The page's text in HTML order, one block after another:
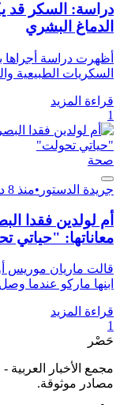
دراسة: السكر قد
الدماغ البشري
أظهرت دراسة
السكريات الطبيعية
قراءة المزيد
1
صحة
جريدة الدستور •منذ 8 دقيقة
أم لولدين فقدا
معاناتها: "حياتي
قالت ماريان موريس
ابنها ماركو عندما وصل لعمر الـ 12
قراءة المزيد
1
حَصْر
مجمع الأخبار
مصادر موثوقة.